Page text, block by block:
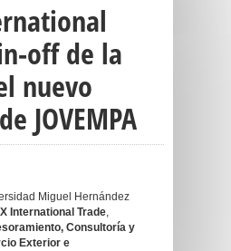
off de la
nuevo
JOVEMPA
Miguel Hernández
International Trade,
Consultoría y
Exterior e